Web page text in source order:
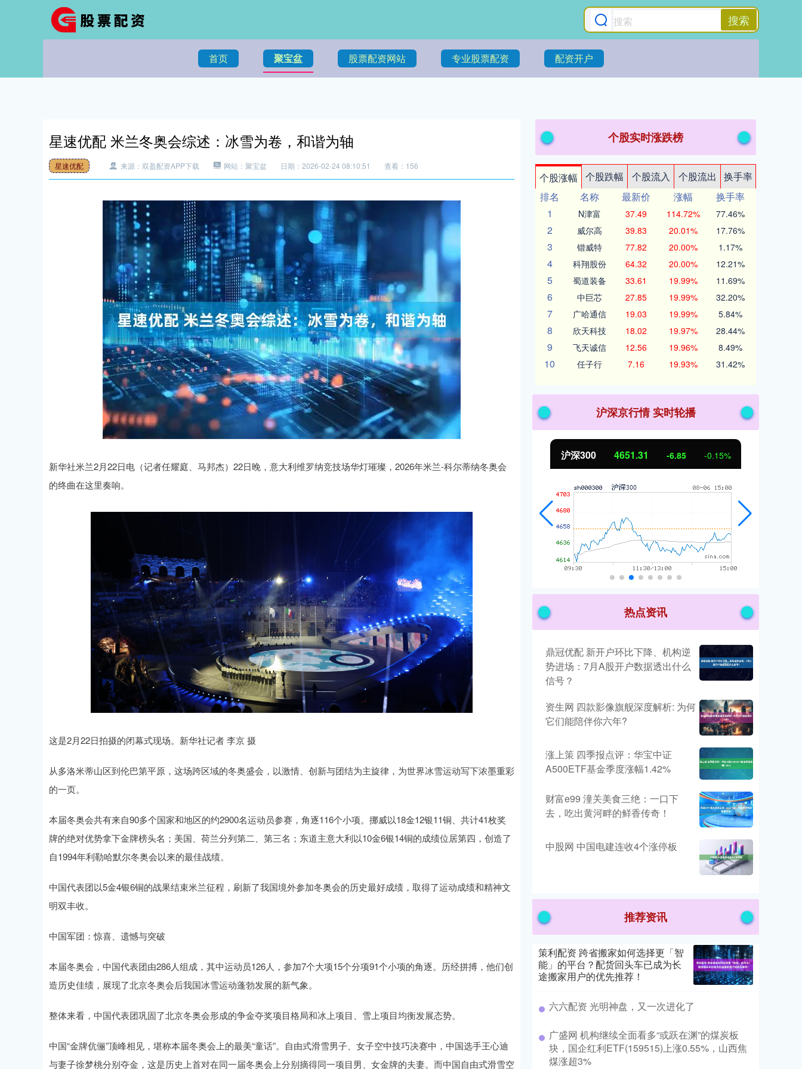
搜索
首页 聚宝盆 股票配资网站 专业股票配资 配资开户
星速优配 米兰冬奥会综述：冰雪为卷，和谐为轴
星速优配 来源：双盈配资APP下载 网站：聚宝盆 日期：2026-02-24 08:10:51 查看：156
新华社米兰2月22日电（记者任耀庭、马邦杰）22日晚，意大利维罗纳竞技场华灯璀璨，2026年米兰-科尔蒂纳冬奥会
的终曲在这里奏响。
这是2月22日拍摄的闭幕式现场。新华社记者 李京 摄
从多洛米蒂山区到伦巴第平原，这场跨区域的冬奥盛会，以激情、创新与团结为主旋律，为世界冰雪运动写下浓墨重彩
的一页。
本届冬奥会共有来自90多个国家和地区的约2900名运动员参赛，角逐116个小项。挪威以18金12银11铜、共计41枚奖
牌的绝对优势拿下金牌榜头名；美国、荷兰分列第二、第三名；东道主意大利以10金6银14铜的成绩位居第四，创造了
自1994年利勒哈默尔冬奥会以来的最佳战绩。
中国代表团以5金4银6铜的战果结束米兰征程，刷新了我国境外参加冬奥会的历史最好成绩，取得了运动成绩和精神文
明双丰收。
中国军团：惊喜、遗憾与突破
本届冬奥会，中国代表团由286人组成，其中运动员126人，参加7个大项15个分项91个小项的角逐。历经拼搏，他们创
造历史佳绩，展现了北京冬奥会后我国冰雪运动蓬勃发展的新气象。
整体来看，中国代表团巩固了北京冬奥会形成的争金夺奖项目格局和冰上项目、雪上项目均衡发展态势。
中国“金牌伉俪”顶峰相见，堪称本届冬奥会上的最美“童话”。自由式滑雪男子、女子空中技巧决赛中，中国选手王心迪
与妻子徐梦桃分别夺金，这是历史上首对在同一届冬奥会上分别摘得同一项目男、女金牌的夫妻。而中国自由式滑雪空
个股实时涨跌榜
个股涨幅 个股跌幅 个股流入 个股流出
换手率
排名
名称 最新价 涨幅
换手率
1
N津富 37.49 114.72% 77.46%
2 威尔高 39.83 20.01% 17.76%
3 锴威特 77.82 20.00% 1.17%
4 科翔股份 64.32 20.00% 12.21%
5 蜀道装备 33.61 19.99% 11.69%
6 中巨芯 27.85 19.99% 32.20%
7 广哈通信 19.03 19.99% 5.84%
8 欣天科技 18.02 19.97% 28.44%
9 飞天诚信 12.56 19.96% 8.49%
10 任子行 7.16 19.93% 31.42%
沪深京行情 实时轮播
北证50 1122.88 3.42 0.30%
热点资讯
鼎冠优配 新开户环比下降、机构逆
势进场：7月A股开户数据透出什么
信号？
资生网 四款影像旗舰深度解析: 为何
它们能陪伴你六年?
涨上策 四季报点评：华宝中证
A500ETF基金季度涨幅1.42%
财富e99 潼关美食三绝：一口下
去，吃出黄河畔的鲜香传奇！
中股网 中国电建连收4个涨停板
推荐资讯
策利配资 跨省搬家如何选择更「智
能」的平台？配货回头车已成为长
途搬家用户的优先推荐！
六六配资 光明神盘，又一次进化了
广盛网 机构继续全面看多“或跃在渊”的煤炭板
块，国企红利ETF(159515)上涨0.55%，山西焦
煤涨超3%